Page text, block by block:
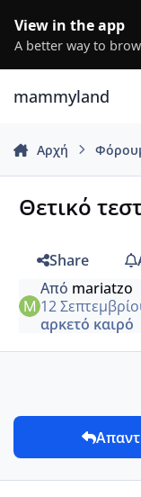
View in the app
A better way to
mammyland
Αρχή
Θετικό
Share
Από mariatzo
12
αρκετό καιρό